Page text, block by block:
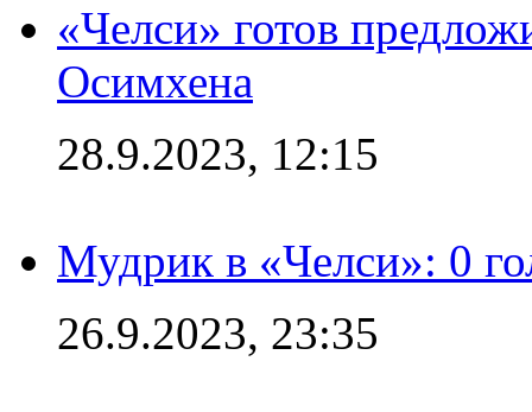
«Челси» готов
Осимхена
28.9.2023, 12:15
Мудрик в «Челси»: 0
26.9.2023, 23:35